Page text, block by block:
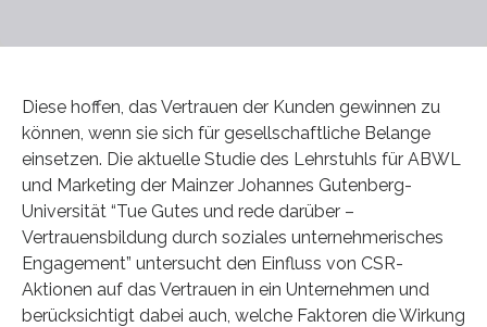
Diese hoffen, das Vertrauen der Kunden gewinnen zu
können, wenn sie sich für gesellschaftliche Belange
einsetzen. Die aktuelle Studie des Lehrstuhls für ABWL
und Marketing der Mainzer Johannes Gutenberg-
Universität “Tue Gutes und rede darüber –
Vertrauensbildung durch soziales unternehmerisches
Engagement” untersucht den Einfluss von CSR-
Aktionen auf das Vertrauen in ein Unternehmen und
berücksichtigt dabei auch, welche Faktoren die Wirkung